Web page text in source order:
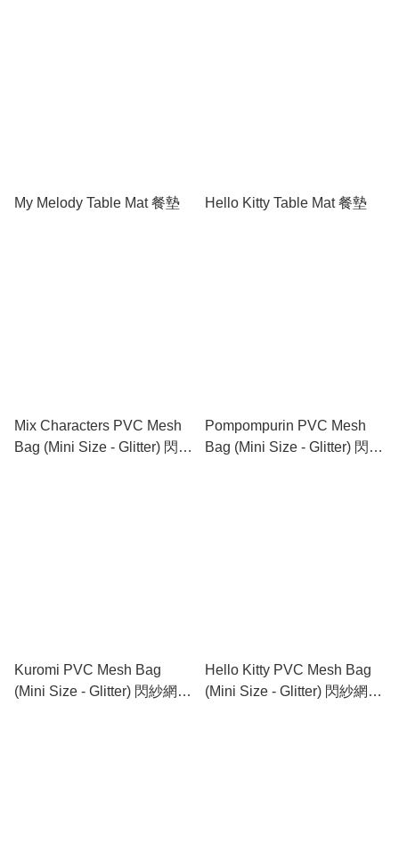
My Melody Table Mat 餐墊 Hello Kitty Table Mat 餐墊
Mix Characters PVC Mesh
Bag (Mini Size - Glitter) 閃紗
Pompompurin PVC Mesh
Bag (Mini Size - Glitter) 閃紗
Kuromi PVC Mesh Bag
(Mini Size - Glitter) 閃紗網底
Hello Kitty PVC Mesh Bag
(Mini Size - Glitter) 閃紗網底